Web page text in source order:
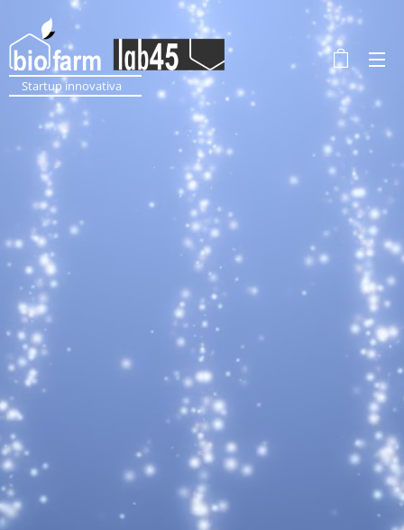
Startup innovativa